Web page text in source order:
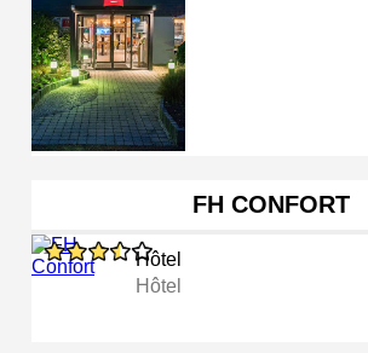
FH CONFORT
Hôtel
Hôtel